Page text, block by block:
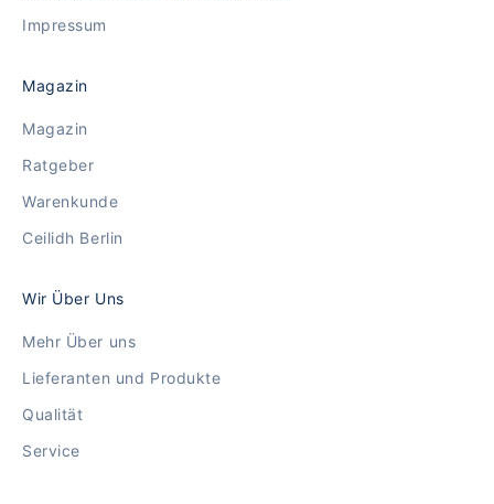
Impressum
Magazin
Magazin
Ratgeber
Warenkunde
Ceilidh Berlin
Wir Über Uns
Mehr Über uns
Lieferanten und Produkte
Qualität
Service